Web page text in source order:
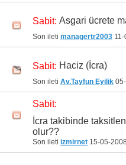
Sabit: Asgari ücrete
Son ileti managertr2003
Sabit: Haciz (İcra)
Son ileti Av.Tayfun Eyilik
Sabit:
İcra takibinde
olur??
Son ileti izmirnet 15-05-2008